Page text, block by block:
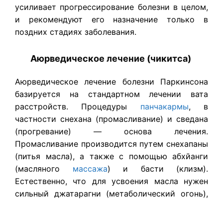
усиливает прогрессирование болезни в целом,
и рекомендуют его назначение только в
поздних стадиях заболевания.
Аюрведическое лечение (чикитса)
Аюрведическое лечение болезни Паркинсона
базируется на стандартном лечении вата
расстройств. Процедуры панчакармы, в
частности снехана (промасливание) и сведана
(прогревание) — основа лечения.
Промасливание производится путем снехапаны
(питья масла), а также с помощью абхйанги
(масляного массажа) и басти (клизм).
Естественно, что для усвоения масла нужен
сильный джатарагни (метаболический огонь),